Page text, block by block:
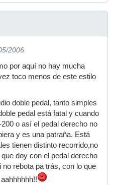
2006
por aquí no hay mucha
toco menos de este estilo
doble pedal, tanto simples
pedal está fatal y cuando
o así el pedal derecho no
y es una patraña. Está
tienen distinto recorrido,no
doy con el pedal derecho
rebota pa trás, con lo que